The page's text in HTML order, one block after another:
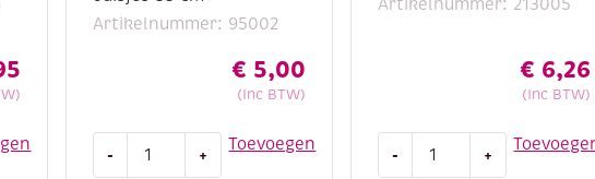
Artikelnummer: 95002
€ 5,00
(Inc BTW)
Toevoegen
-
Houten
+
Artikelnummer: 213005
€ 6,26
(Inc BTW)
-
bouwpakket
+